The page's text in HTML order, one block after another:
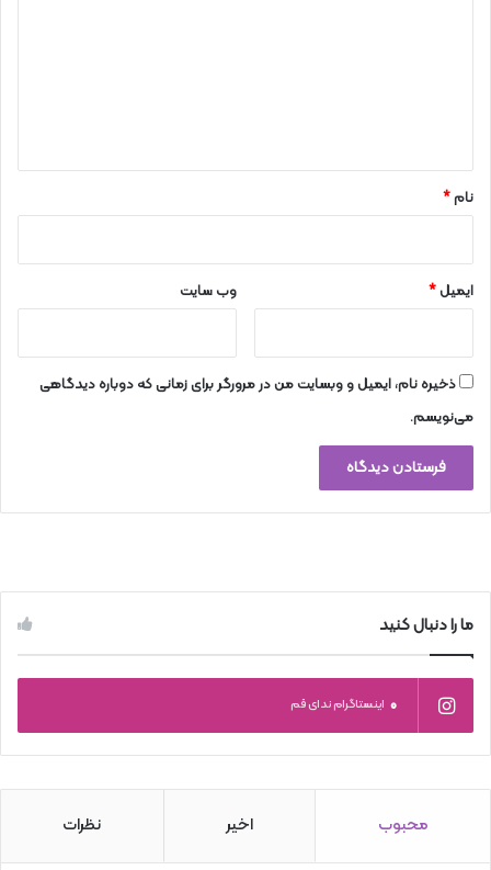
نام*
ایمیل* وب‌ سایت
ذخیره نام، ایمیل و وبسایت من در مرورگر برای زمانی که دوباره دیدگاهی
می‌نویسم.
ما را دنبال کنید
0 اینستاگرام ندای قم
محبوب اخیر نظرات